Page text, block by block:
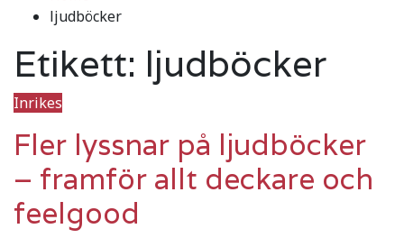
ljudböcker
Etikett: ljudböcker
Inrikes
Fler lyssnar på ljudböcker
– framför allt deckare och
feelgood